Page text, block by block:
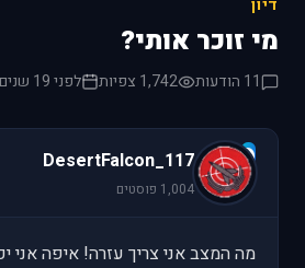
דיון
מי זוכר אותי?
11 הודעות 1,742 צפיות לפני 19 שנים
D
DesertFalcon_117
1,004 פוסטים